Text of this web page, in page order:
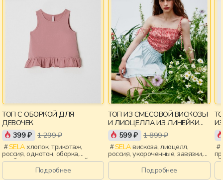
ТОП С ОБОРКОЙ ДЛЯ
ДЕВОЧЕК
399 ₽ 1 299 ₽
SELAхлопок, трикотаж,
россия, однотон, оборка,
свободные, вырез, круглый
вырез, девочки, дети
Подробнее
ТОП ИЗ СМЕСОВОЙ ВИСКОЗЫ
И ЛИОЦЕЛЛА ИЗ ЛИНЕЙКИ
YOUNG
599 ₽ 1 899 ₽
SELAвискоза, лиоцелл,
россия, укороченные, завязки,
приталенные, тонкие,
эластичные, девочки,
старшеклассники, дети
Подробнее